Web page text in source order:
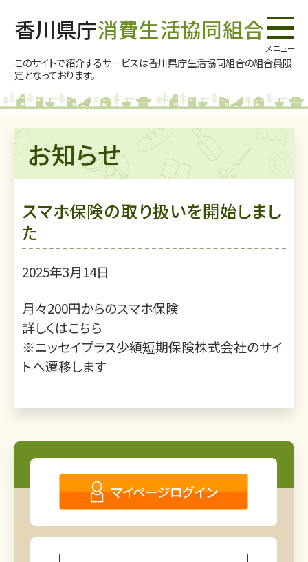
香川県庁消費生活協同組合
このサイトで紹介するサービスは香川県庁生活協同組合の組合員限
定となっております。
お知らせ
スマホ保険の取り扱いを開始しまし
た
2025年3月14日
月々200円からのスマホ保険
詳しくはこちら
※ニッセイプラス少額短期保険株式会社のサイ
トへ遷移します